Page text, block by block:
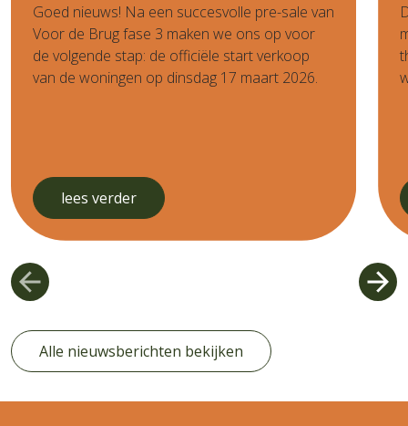
Goed nieuws! Na een succesvolle pre-sale van
Voor de Brug fase 3 maken we ons op voor
de volgende stap: de officiële start verkoop
van de woningen op dinsdag 17 maart 2026.
lees verder
Alle nieuwsberichten bekijken